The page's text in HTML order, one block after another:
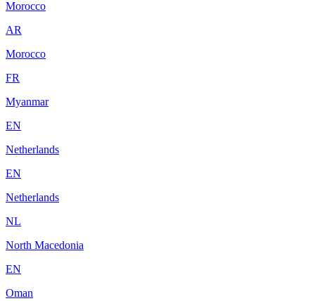
Morocco
AR
Morocco
FR
Myanmar
EN
Netherlands
EN
Netherlands
NL
North Macedonia
EN
Oman